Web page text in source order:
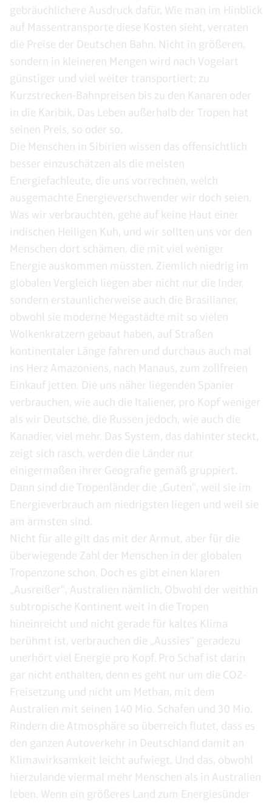
gebräuchlichere Ausdruck dafür. Wie man im Hinblick
auf Massentransporte diese Kosten sieht, verraten
die Preise der Deutschen Bahn. Nicht in größeren,
sondern in kleineren Mengen wird nach Vogelart
günstiger und viel weiter transportiert; zu
Kurzstrecken-Bahnpreisen bis zu den Kanaren oder
in die Karibik. Das Leben außerhalb der Tropen hat
seinen Preis, so oder so.
Die Menschen in Sibirien wissen das offensichtlich
besser einzuschätzen als die meisten
Energiefachleute, die uns vorrechnen, welch
ausgemachte Energieverschwender wir doch seien.
Was wir verbrauchten, gehe auf keine Haut einer
indischen Heiligen Kuh, und wir sollten uns vor den
Menschen dort schämen, die mit viel weniger
Energie auskommen müssten. Ziemlich niedrig im
globalen Vergleich liegen aber nicht nur die Inder,
sondern erstaunlicherweise auch die Brasilianer,
obwohl sie moderne Megastädte mit so vielen
Wolkenkratzern gebaut haben, auf Straßen
kontinentaler Länge fahren und durchaus auch mal
ins Herz Amazoniens, nach Manaus, zum zollfreien
Einkauf jetten. Die uns näher liegenden Spanier
verbrauchen, wie auch die Italiener, pro Kopf weniger
als wir Deutsche, die Russen jedoch, wie auch die
Kanadier, viel mehr. Das System, das dahinter steckt,
zeigt sich rasch, werden die Länder nur
einigermaßen ihrer Geografie gemäß gruppiert.
Dann sind die Tropenländer die „Guten“, weil sie im
Energieverbrauch am niedrigsten liegen und weil sie
am ärmsten sind.
Nicht für alle gilt das mit der Armut, aber für die
überwiegende Zahl der Menschen in der globalen
Tropenzone schon. Doch es gibt einen klaren
„Ausreißer“, Australien nämlich. Obwohl der weithin
subtropische Kontinent weit in die Tropen
hineinreicht und nicht gerade für kaltes Klima
berühmt ist, verbrauchen die „Aussies“ geradezu
unerhört viel Energie pro Kopf. Pro Schaf ist darin
gar nicht enthalten, denn es geht nur um die CO2-
Freisetzung und nicht um Methan, mit dem
Australien mit seinen 140 Mio. Schafen und 30 Mio.
Rindern die Atmosphäre so überreich flutet, dass es
den ganzen Autoverkehr in Deutschland damit an
Klimawirksamkeit leicht aufwiegt. Und das, obwohl
hierzulande viermal mehr Menschen als in Australien
leben. Wenn ein größeres Land zum Energiesünder